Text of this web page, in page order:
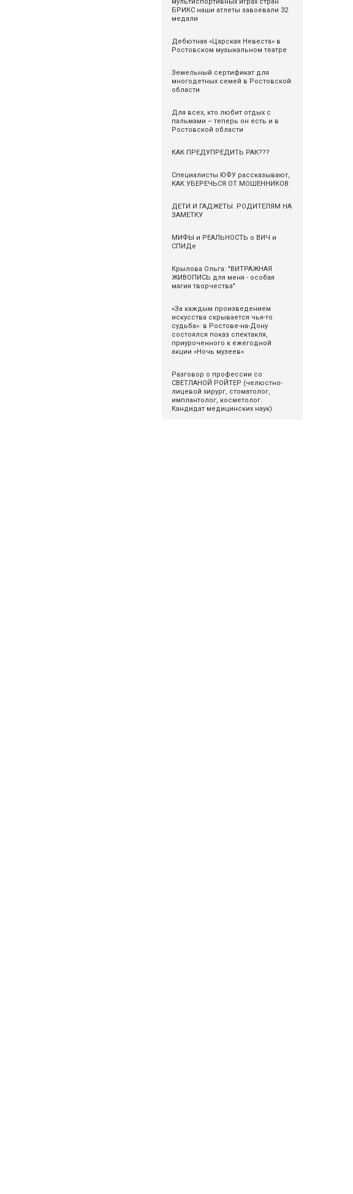
БРИКС наши атлеты завоевали 32
медали
Дебютная «Царская Невеста» в
Ростовском музыкальном театре
Земельный сертификат для
многодетных семей в Ростовской
области
Для всех, кто любит отдых с
пальмами – теперь он есть и в
Ростовской области
КАК ПРЕДУПРЕДИТЬ РАК???
Специалисты ЮФУ рассказывают,
КАК УБЕРЕЧЬСЯ ОТ МОШЕННИКОВ
ДЕТИ И ГАДЖЕТЫ. РОДИТЕЛЯМ НА
ЗАМЕТКУ
МИФЫ и РЕАЛЬНОСТЬ о ВИЧ и
СПИДе
Крылова Ольга: "ВИТРАЖНАЯ
ЖИВОПИСЬ для меня - особая
магия творчества"
«За каждым произведением
искусства скрывается чья-то
судьба»: в Ростове-на-Дону
состоялся показ спектакля,
приуроченного к ежегодной
акции «Ночь музеев»
Разговор о профессии со
СВЕТЛАНОЙ РОЙТЕР (челюстно-
лицевой хирург, стоматолог,
имплантолог, косметолог.
Кандидат медицинских наук)